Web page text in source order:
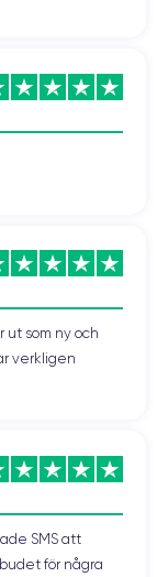
ut som ny och
verkligen
SMS att
för några